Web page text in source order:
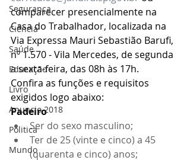
Segurança
Ciência
Saúde
Educação
Livro
Anuncio 2018
Politica
Mundo
comparecer presencialmente na
Casa do Trabalhador, localizada na
Via Expressa Mauri Sebastião Barufi,
nº 1.570 - Vila Mercedes, de segunda
a sexta-feira, das 08h às 17h.
Confira as funções e requisitos
exigidos logo abaixo:
Padeiro
Ser do sexo masculino;
Ter de 25 (vinte e cinco) a 45
(quarenta e cinco) anos;